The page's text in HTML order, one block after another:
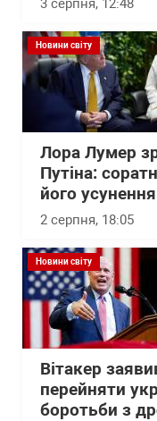
3 серпня, 12:48
Новини світу
Лора Лумер
Путіна:
його
2 серпня, 18:05
Новини світу
Вітакер
перейняти
боротьби з